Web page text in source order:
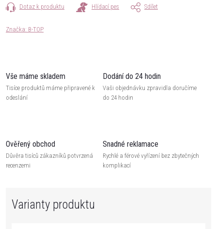
Dotaz k produktu Hlídací pes Sdílet
Značka: B-TOP
Vše máme skladem
Tisíce produktů máme připravené k
odeslání
Dodání do 24 hodin
Vaši objednávku zpravidla doručíme
do 24 hodin
Ověřený obchod
Důvěra tisíců zákazníků potvrzená
recenzemi
Snadné reklamace
Rychlé a férové vyřízení bez zbytečných
komplikací